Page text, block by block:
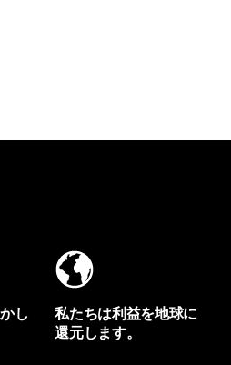
し
私たちは利益を地球に
還元します。